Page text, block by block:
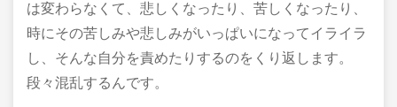
は変わらなくて、悲しくなったり、苦しくなったり、
時にその苦しみや悲しみがいっぱいになってイライラ
し、そんな自分を責めたりするのをくり返します。
段々混乱するんです。